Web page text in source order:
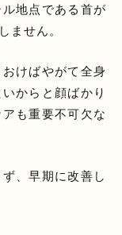
地点である首が
ません。
けばやがて全身
からと顔ばかり
も重要不可欠な
、早期に改善し